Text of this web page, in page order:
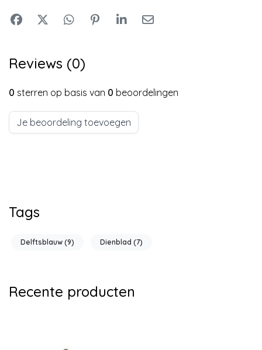
Reviews (0)
0 sterren op basis van 0 beoordelingen
Je beoordeling toevoegen
Tags
Delftsblauw (9) Dienblad (7)
Recente producten